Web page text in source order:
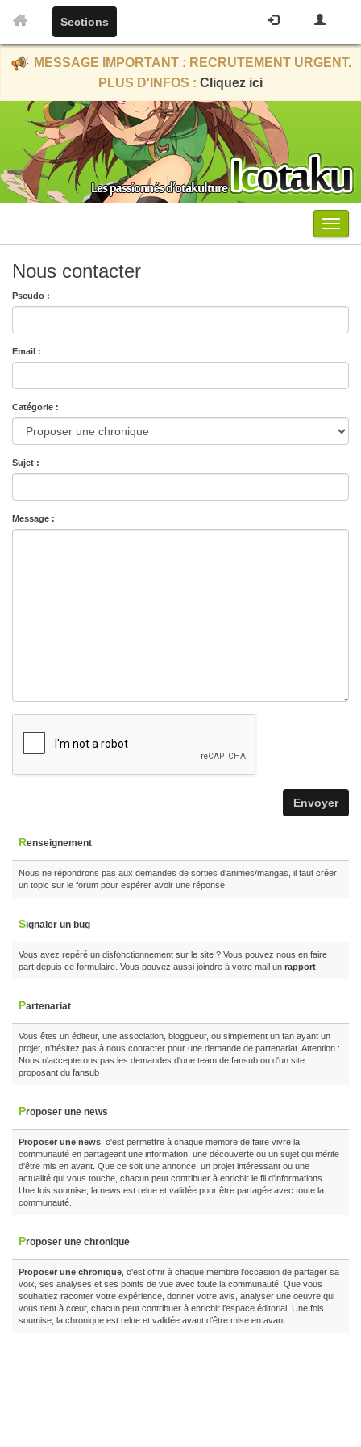
Sections
MESSAGE IMPORTANT : RECRUTEMENT URGENT.
PLUS D'INFOS : Cliquez ici
Menu
Nous contacter
Pseudo :
Email :
Catégorie :
Sujet :
Message :
Renseignement
Nous ne répondrons pas aux demandes de sorties d'animes/mangas, il faut créer
un topic sur le forum pour espérer avoir une réponse.
Signaler un bug
Vous avez repéré un disfonctionnement sur le site ? Vous pouvez nous en faire
part depuis ce formulaire. Vous pouvez aussi joindre à votre mail un rapport
Partenariat
Vous êtes un éditeur, une association, bloggueur, ou simplement un fan ayant un
projet, n'hésitez pas à nous contacter pour une demande de partenariat. Attention :
Nous n'accepterons pas les demandes d'une team de fansub ou d'un site
proposant du fansub
Proposer une news
Proposer une news , c'est permettre à chaque membre de faire vivre la
communauté en partageant une information, une découverte ou un sujet qui mérite
d'être mis en avant. Que ce soit une annonce, un projet intéressant ou une
actualité qui vous touche, chacun peut contribuer à enrichir le fil d'informations.
Une fois soumise, la news est relue et validée pour être partagée avec toute la
communauté.
Proposer une chronique
Proposer une chronique , c'est offrir à chaque membre l'occasion de partager sa
voix, ses analyses et ses points de vue avec toute la communauté. Que vous
souhaitiez raconter votre expérience, donner votre avis, analyser une oeuvre qui
vous tient à cœur, chacun peut contribuer à enrichir l'espace éditorial. Une fois
soumise, la chronique est relue et validée avant d’être mise en avant.